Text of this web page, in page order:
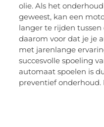
olie. Als het
geweest, kan een
langer te rijden tussen
daarom voor dat je je
met jarenlange
succesvolle spoeling
automaat spoelen is
preventief onderhoud.